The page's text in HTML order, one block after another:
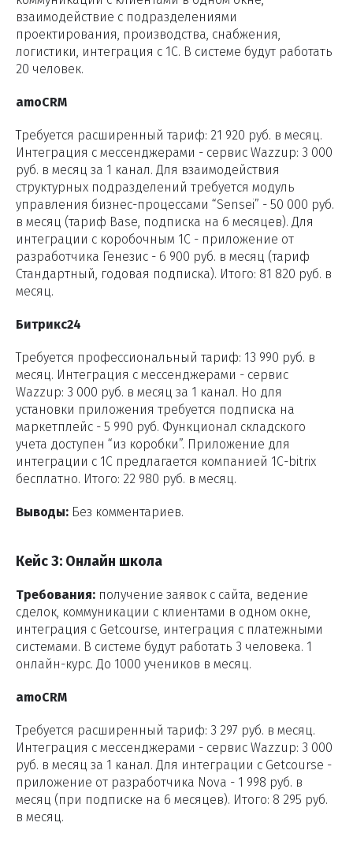
взаимодействие с подразделениями
проектирования, производства, снабжения,
логистики, интеграция с 1С. В системе будут работать
20 человек.
amoCRM
Требуется расширенный тариф: 21 920 руб. в месяц.
Интеграция с мессенджерами - сервис Wazzup: 3 000
руб. в месяц за 1 канал. Для взаимодействия
структурных подразделений требуется модуль
управления бизнес-процессами “Sensei” - 50 000 руб.
в месяц (тариф Basе, подписка на 6 месяцев). Для
интеграции с коробочным 1С - приложение от
разработчика Генезис - 6 900 руб. в месяц (тариф
Стандартный, годовая подписка). Итого: 81 820 руб. в
месяц.
Битрикс24
Требуется профессиональный тариф: 13 990 руб. в
месяц. Интеграция с мессенджерами - сервис
Wazzup: 3 000 руб. в месяц за 1 канал. Но для
установки приложения требуется подписка на
маркетплейс - 5 990 руб. Функционал складского
учета доступен “из коробки”. Приложение для
интеграции с 1С предлагается компанией 1С-bitrix
бесплатно. Итого: 22 980 руб. в месяц.
Выводы: Без комментариев.
Кейс 3: Онлайн школа
Требования: получение заявок с сайта, ведение
сделок, коммуникации с клиентами в одном окне,
интеграция с Getcourse, интеграция с платежными
системами. В системе будут работать 3 человека. 1
онлайн-курс. До 1000 учеников в месяц.
amoCRM
Требуется расширенный тариф: 3 297 руб. в месяц.
Интеграция с мессенджерами - сервис Wazzup: 3 000
руб. в месяц за 1 канал. Для интеграции с Getcourse -
приложение от разработчика Nova - 1 998 руб. в
месяц (при подписке на 6 месяцев). Итого: 8 295 руб.
в месяц.